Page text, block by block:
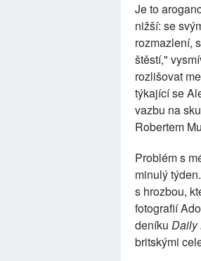
Je to
nižší: se
rozmazlení,
štěstí,"
rozlišovat
týkající se
vazbu na
Robertem
Problém s
minulý
s hrozbou,
fotografií
deníku Daily
britskými